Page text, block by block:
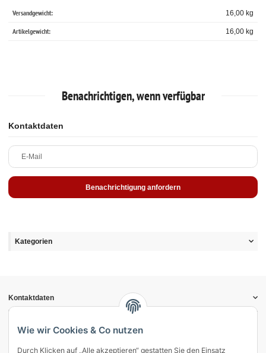
Wie wir Cookies & Co nutzen
Durch Klicken auf „Alle akzeptieren“ gestatten Sie den Einsatz
Versandgewicht: 16,00 kg
Artikelgewicht: 16,00 kg
Benachrichtigen, wenn verfügbar
Kontaktdaten
E-Mail
Benachrichtigung anfordern
Kategorien
Kontaktdaten
Informationen
Gesetzliche Informationen